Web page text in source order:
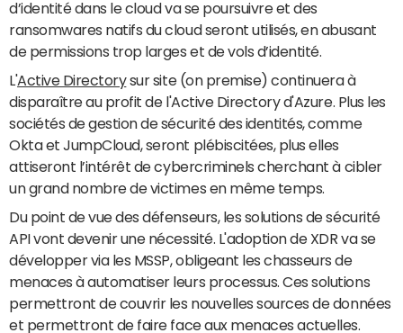
d’identité dans le cloud va se poursuivre et des
ransomwares natifs du cloud seront utilisés, en abusant
de permissions trop larges et de vols d’identité.
L'Active Directorysur site (on premise) continuera à
disparaître au profit de l'Active Directory d'Azure. Plus les
sociétés de gestion de sécurité des identités, comme
Okta et JumpCloud, seront plébiscitées, plus elles
attiseront l’intérêt de cybercriminels cherchant à cibler
un grand nombre de victimes en même temps.
Du point de vue des défenseurs, les solutions de sécurité
API vont devenir une nécessité. L'adoption de XDR va se
développer via les MSSP, obligeant les chasseurs de
menaces à automatiser leurs processus. Ces solutions
permettront de couvrir les nouvelles sources de données
et permettront de faire face aux menaces actuelles.